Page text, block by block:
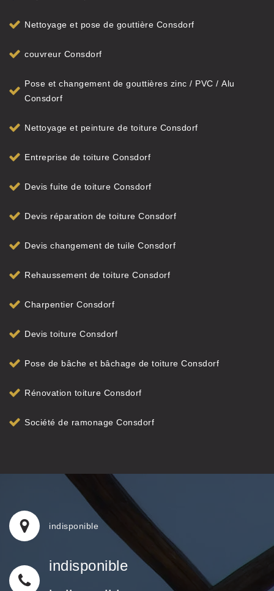
Nettoyage et pose de gouttière Consdorf
couvreur Consdorf
Pose et changement de gouttières zinc / PVC / Alu
Consdorf
Nettoyage et peinture de toiture Consdorf
Entreprise de toiture Consdorf
Devis fuite de toiture Consdorf
Devis réparation de toiture Consdorf
Devis changement de tuile Consdorf
Rehaussement de toiture Consdorf
Charpentier Consdorf
Devis toiture Consdorf
Pose de bâche et bâchage de toiture Consdorf
Rénovation toiture Consdorf
Société de ramonage Consdorf
indisponible
indisponible